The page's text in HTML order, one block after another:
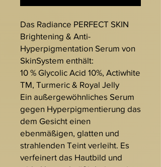
Das Radiance PERFECT SKIN
Brightening & Anti-
Hyperpigmentation Serum von
SkinSystem enthält:
10 % Glycolic Acid 10%, Actiwhite
TM, Turmeric & Royal Jelly
Ein außergewöhnliches Serum
gegen Hyperpigmentierung das
dem Gesicht einen
ebenmäßigen, glatten und
strahlenden Teint verleiht. Es
verfeinert das Hautbild und